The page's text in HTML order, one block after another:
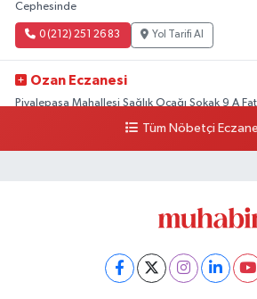
Cephesinde
0 (212) 251 26 83 Yol Tarifi Al
Ozan Eczanesi
Piyalepaşa Mahallesi Sağlık Ocağı Sokak 9 A
Yol Tarifi Al
Tüm Nöbetçi